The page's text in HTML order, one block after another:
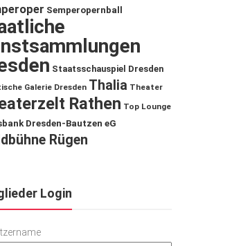
Semperopernball
Staatsschauspiel Dresden
Galerie Dresden Thalia Theater
Rathen Top Lounge
Dresden-Bautzen eG
Rügen
Login